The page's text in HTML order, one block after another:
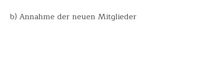
b) Annahme der neuen Mitglieder